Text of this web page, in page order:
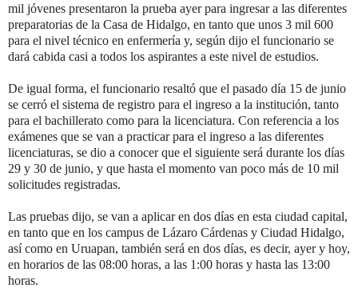
mil jóvenes presentaron la prueba ayer para ingresar a las diferentes
preparatorias de la Casa de Hidalgo, en tanto que unos 3 mil 600
para el nivel técnico en enfermería y, según dijo el funcionario se
dará cabida casi a todos los aspirantes a este nivel de estudios.
De igual forma, el funcionario resaltó que el pasado día 15 de junio
se cerró el sistema de registro para el ingreso a la institución, tanto
para el bachillerato como para la licenciatura. Con referencia a los
exámenes que se van a practicar para el ingreso a las diferentes
licenciaturas, se dio a conocer que el siguiente será durante los días
29 y 30 de junio, y que hasta el momento van poco más de 10 mil
solicitudes registradas.
Las pruebas dijo, se van a aplicar en dos días en esta ciudad capital,
en tanto que en los campus de Lázaro Cárdenas y Ciudad Hidalgo,
así como en Uruapan, también será en dos días, es decir, ayer y hoy,
en horarios de las 08:00 horas, a las 1:00 horas y hasta las 13:00
horas.